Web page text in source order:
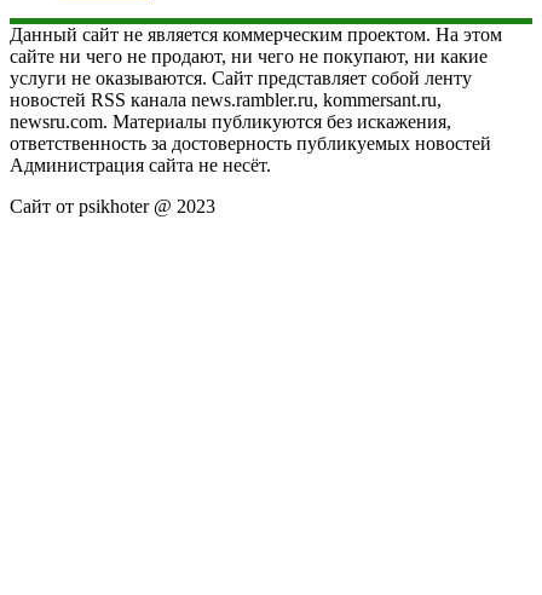
Данный сайт не является коммерческим проектом. На этом
сайте ни чего не продают, ни чего не покупают, ни какие
услуги не оказываются. Сайт представляет собой ленту
новостей RSS канала news.rambler.ru, kommersant.ru,
newsru.com. Материалы публикуются без искажения,
ответственность за достоверность публикуемых новостей
Администрация сайта не несёт.
Сайт от psikhoter @ 2023